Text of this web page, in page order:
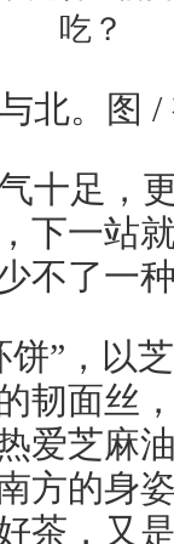
北。图 /
十足，
下一站
不了
”，以
韧面丝
爱芝麻
方的身
茶，又